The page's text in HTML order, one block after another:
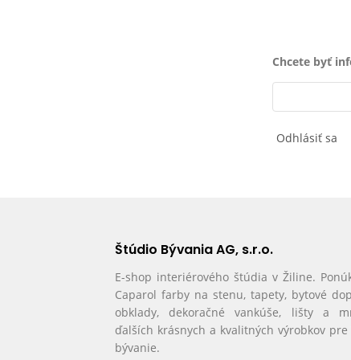
Chcete byť
Odhlásiť sa
Štúdio Bývania AG, s.r.o.
E-shop interiérového štúdia v Žiline.
Caparol farby na stenu, tapety, bytové
obklady, dekoračné vankúše, lišty a
ďalších krásnych a kvalitných výrobkov pre
bývanie.